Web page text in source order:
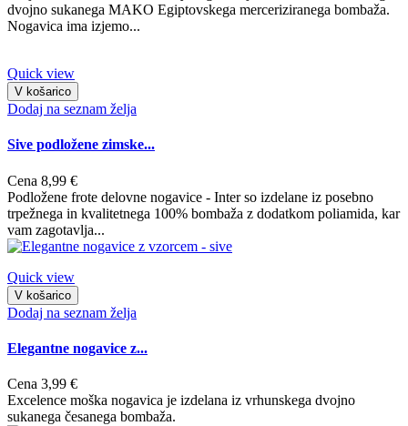
dvojno sukanega MAKO Egiptovskega merceriziranega bombaža.
Nogavica ima izjemo...
Quick view
V košarico
Dodaj na seznam želja
Sive podložene zimske...
Cena 8,99 €
Podložene frote delovne nogavice - Inter so izdelane iz posebno
trpežnega in kvalitetnega 100% bombaža z dodatkom poliamida, kar
vam zagotavlja...
Quick view
V košarico
Dodaj na seznam želja
Elegantne nogavice z...
Cena 3,99 €
Excelence moška nogavica je izdelana iz vrhunskega dvojno
sukanega česanega bombaža.